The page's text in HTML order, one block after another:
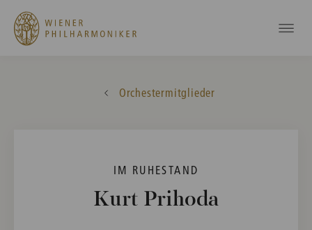
Orchestermitglieder
IM RUHESTAND
Kurt Prihoda